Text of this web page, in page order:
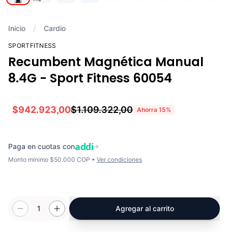
Inicio Cardio
SPORTFITNESS
Recumbent Magnética Manual
8.4G - Sport Fitness 60054
$942.923,00$1.109.322,00 Ahorra 15%
Paga en cuotas conaddi→
Monto mínimo $50.000 COP • Ver condiciones
1 Agregar al carrito